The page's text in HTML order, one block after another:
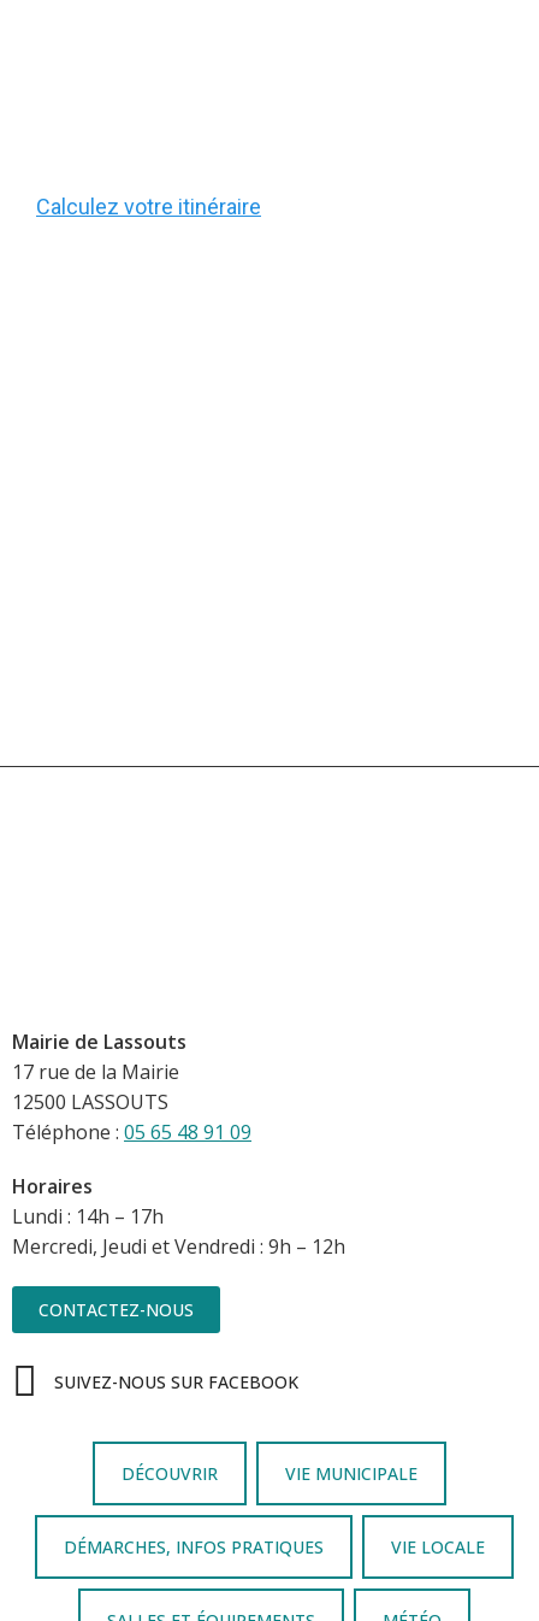
Calculez votre itinéraire
Mairie de Lassouts
17 rue de la Mairie
12500 LASSOUTS
Téléphone : 05 65 48 91 09
Horaires
Lundi : 14h – 17h
Mercredi, Jeudi et Vendredi : 9h – 12h
CONTACTEZ-NOUS
SUIVEZ-NOUS SUR FACEBOOK
DÉCOUVRIR VIE MUNICIPALE
DÉMARCHES, INFOS PRATIQUES VIE LOCALE